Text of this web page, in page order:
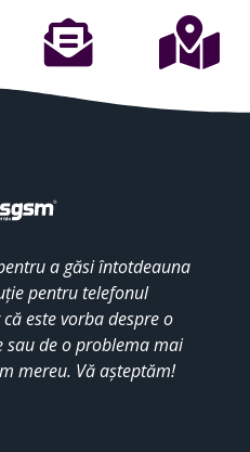
a găsi întotdeauna
pentru telefonul
este vorba despre o
sau de o problema mai
mereu. Vă așteptăm!